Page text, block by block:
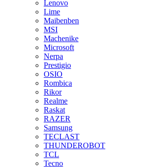
Lenovo
Lime
Maibenben
MSI
Machenike
Microsoft
Nerpa
Prestigio
OSIO
Rombica
Rikor
Realme
Raskat
RAZER
Samsung
TECLAST
THUNDEROBOT
TCL
Tecno